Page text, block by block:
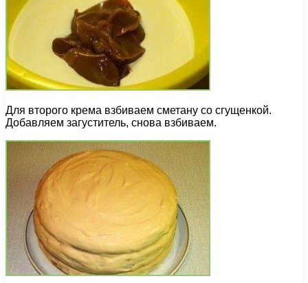
Для второго крема взбиваем сметану со сгущенкой.
Добавляем загуститель, снова взбиваем.